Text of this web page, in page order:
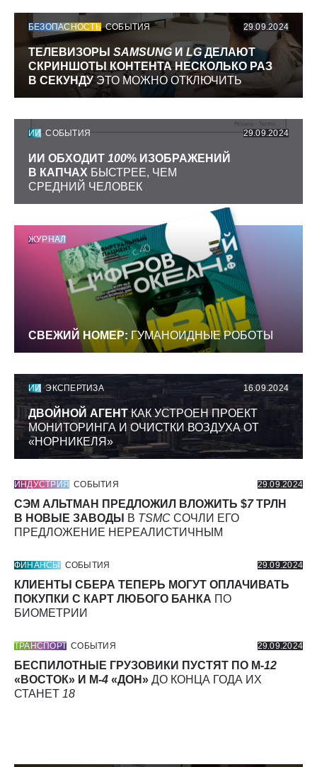
БЕЗОПАСНОСТЬ СОБЫТИЯ 29.09.2024
ТЕЛЕВИЗОРЫ SAMSUNG И LGДЕЛАЮТ
СКРИНШОТЫ КОНТЕНТА НЕСКОЛЬКО РАЗ
В СЕКУНДУЭТО МОЖНО ОТКЛЮЧИТЬ
ИИ СОБЫТИЯ 29.09.2024
ИИ ОБХОДИТ 100% ИЗОБРАЖЕНИЙ
В КАПЧАХ БЫСТРЕЕ, ЧЕМ
СРЕДНИЙ ЧЕЛОВЕК
ЖУРНАЛ
СВЕЖИЙ НОМЕР: ГУМАНОИДНЫЕ РОБОТЫ
ИИ ЭКСПЕРТИЗА 16.09.2024
ДВОЙНОЙ АГЕНТКАК УСТРОЕН ПРОЕКТ
МОНИТОРИНГА И ОЧИСТКИ ВОЗДУХА ОТ
«НОРНИКЕЛЯ»
ИНДУСТРИЯ СОБЫТИЯ 29.09.2024
СЭМ АЛЬТМАН ПРЕДЛОЖИЛ ВЛОЖИТЬ $7ТРЛН
В НОВЫЕ ЗАВОДЫ
В TSMC СОЧЛИ ЕГО
ПРЕДЛОЖЕНИЕ НЕРЕАЛИСТИЧНЫМ
ФИНАНСЫ СОБЫТИЯ 29.09.2024
КЛИЕНТЫ СБЕРА ТЕПЕРЬ МОГУТ ОПЛАЧИВАТЬ
ПОКУПКИ С КАРТ ЛЮБОГО БАНКА ПО
БИОМЕТРИИ
ТРАНСПОРТ СОБЫТИЯ 29.09.2024
БЕСПИЛОТНЫЕ ГРУЗОВИКИ ПУСТЯТ ПО М-12
«ВОСТОК» И М-4 «ДОН» ДО КОНЦА ГОДА ИХ
СТАНЕТ 18